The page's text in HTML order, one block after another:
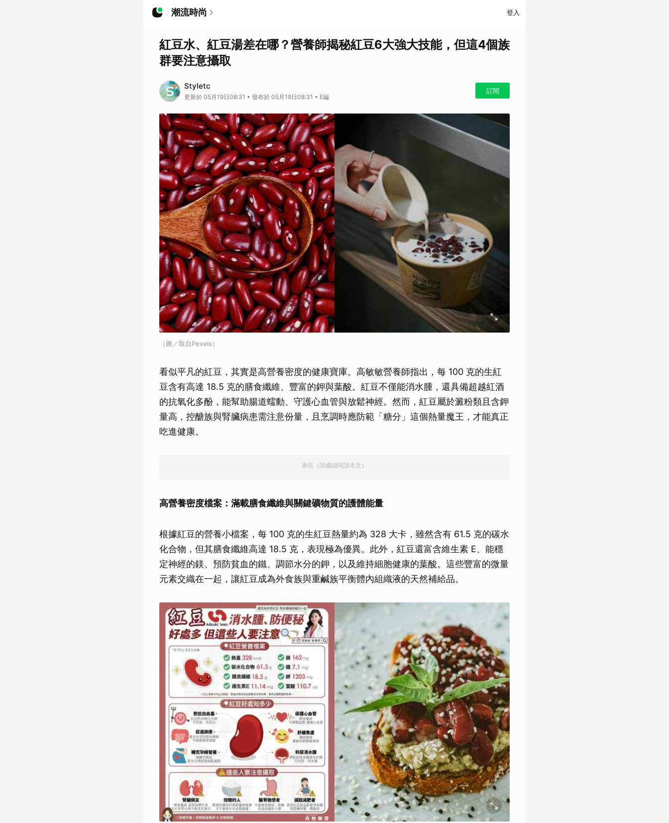
潮流時尚 登入
紅豆水、紅豆湯差在哪？營養師揭秘紅豆6大強大技能，但這4個族
群要注意攝取
Styletc
更新於 05月19日08:31 • 發布於 05月19日08:31 • E編
訂閱
（圖／取自Pexels）
看似平凡的紅豆，其實是高營養密度的健康寶庫。高敏敏營養師指出，每 100 克的生紅
豆含有高達 18.5 克的膳食纖維、豐富的鉀與葉酸。紅豆不僅能消水腫，還具備超越紅酒
的抗氧化多酚，能幫助腸道蠕動、守護心血管與放鬆神經。然而，紅豆屬於澱粉類且含鉀
量高，控醣族與腎臟病患需注意份量，且烹調時應防範「糖分」這個熱量魔王，才能真正
吃進健康。
廣告（請繼續閱讀本文）
高營養密度檔案：滿載膳食纖維與關鍵礦物質的護體能量
根據紅豆的營養小檔案，每 100 克的生紅豆熱量約為 328 大卡，雖然含有 61.5 克的碳水
化合物，但其膳食纖維高達 18.5 克，表現極為優異。此外，紅豆還富含維生素 E、能穩
定神經的鎂、預防貧血的鐵、調節水分的鉀，以及維持細胞健康的葉酸。這些豐富的微量
元素交織在一起，讓紅豆成為外食族與重鹹族平衡體內組織液的天然補給品。